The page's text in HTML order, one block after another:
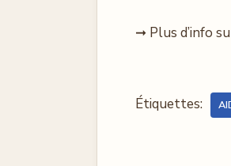
➞ Plus d’info
Étiquettes: